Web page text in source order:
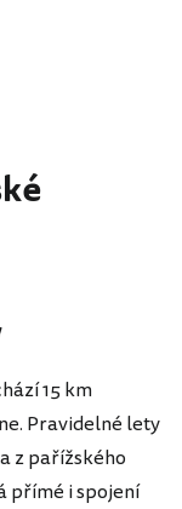
15 km
Pravidelné lety
z pařížského
přímé i spojení